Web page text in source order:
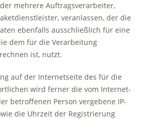
mehrere Auftragsverarbeiter,
veranlassen, der die
ebenfalls ausschließlich für eine
dem für die Verarbeitung
ist, nutzt.
auf der Internetseite des für die
wird ferner die vom Internet-
betroffenen Person vergebene IP-
die Uhrzeit der Registrierung